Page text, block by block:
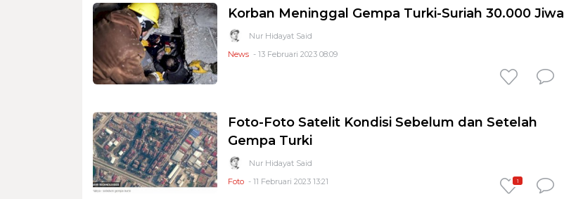
Korban Meninggal Gempa Turki-Suriah 30.000 Jiwa
Nur Hidayat Said
News - 13 Februari 2023 08:09
Foto-Foto Satelit Kondisi Sebelum dan Setelah
Gempa Turki
Nur Hidayat Said
Foto - 11 Februari 2023 13:21 1